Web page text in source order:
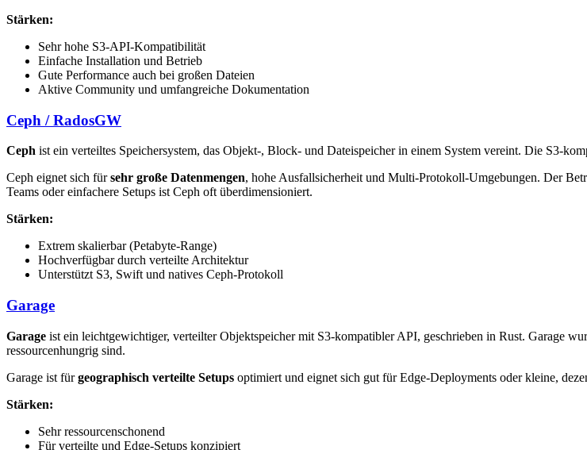
Stärken:
Sehr hohe S3-API-Kompatibilität
Einfache Installation und Betrieb
Gute Performance auch bei großen Dateien
Aktive Community und umfangreiche Dokumentation
Ceph / RadosGW
Ceph ist ein verteiltes Speichersystem, das Objekt-, Block- und Dateispeicher in einem System vereint. Die S3-
Ceph eignet sich fürsehr große Datenmengen, hohe Ausfallsicherheit und Multi-Protokoll-Umgebungen. Der
Teams oder einfachere Setups ist Ceph oft überdimensioniert.
Stärken:
Extrem skalierbar (Petabyte-Range)
Hochverfügbar durch verteilte Architektur
Unterstützt S3, Swift und natives Ceph-Protokoll
Garage
Garage ist ein leichtgewichtiger, verteilter Objektspeicher mit S3-kompatibler API, geschrieben in Rust. Garage
ressourcenhungrig sind.
Garage ist fürgeographisch verteilte Setups optimiert und eignet sich gut für Edge-Deployments oder kleine,
Stärken:
Sehr ressourcenschonend
Für verteilte und Edge-Setups konzipiert